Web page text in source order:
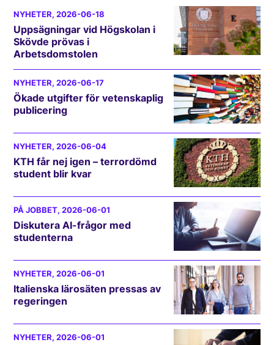
NYHETER, 2026-06-18
Uppsägningar vid Högskolan i
Skövde prövas i
Arbetsdomstolen
NYHETER, 2026-06-17
Ökade utgifter för vetenskaplig
publicering
NYHETER, 2026-06-04
KTH får nej igen – terrordömd
student blir kvar
PÅ JOBBET, 2026-06-01
Diskutera AI-frågor med
studenterna
NYHETER, 2026-06-01
Italienska lärosäten pressas av
regeringen
NYHETER, 2026-06-01